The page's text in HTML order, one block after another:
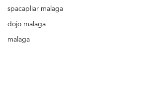
spacapliar malaga
dojo malaga
malaga